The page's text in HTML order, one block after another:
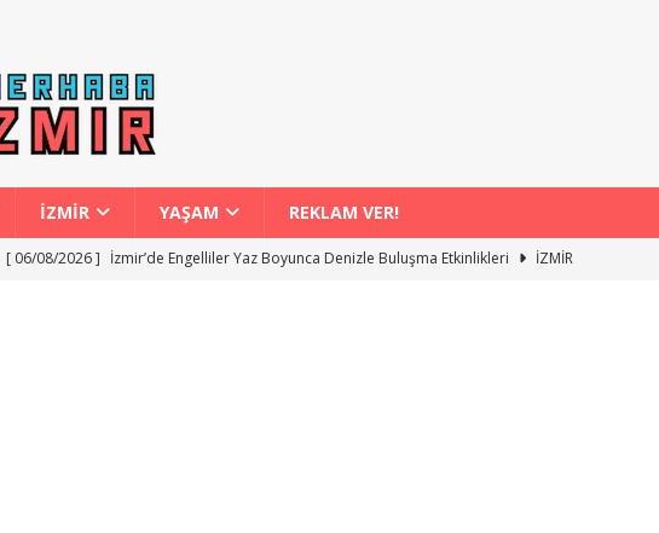
İZMİR YAŞAM REKLAM VER!
[ 06/08/2026 ] İzmir’de Engelliler Yaz Boyunca Denizle Buluşma Etkinlikleri
İZMİR